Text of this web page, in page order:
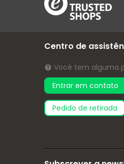
Centro de
Você tem alguma
Entrar em contato
pedido de retirada